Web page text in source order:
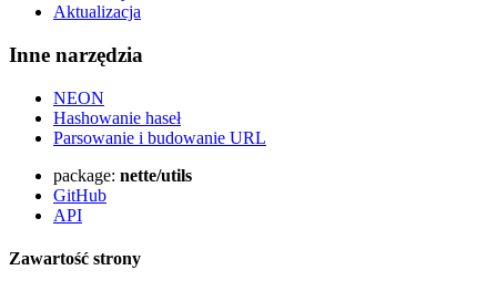
Aktualizacja
Inne narzędzia
NEON
Hashowanie haseł
Parsowanie i budowanie URL
package: nette/utils
GitHub
API
Zawartość strony